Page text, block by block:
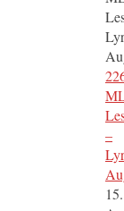
–
15.